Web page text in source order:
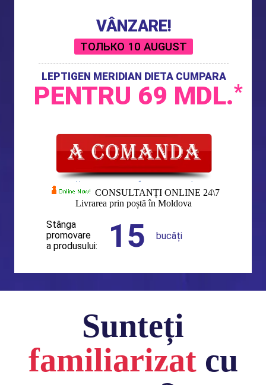
VÂNZARE!
ТОЛЬКО 10 AUGUST
LEPTIGEN MERIDIAN DIETA CUMPARA
PENTRU 69 MDL.*
CONSULTANȚI ONLINE 24\7
Livrarea prin poștă în Moldova
Stânga
promovare
a produsului:
15 bucăți
Sunteți
familiarizatcu